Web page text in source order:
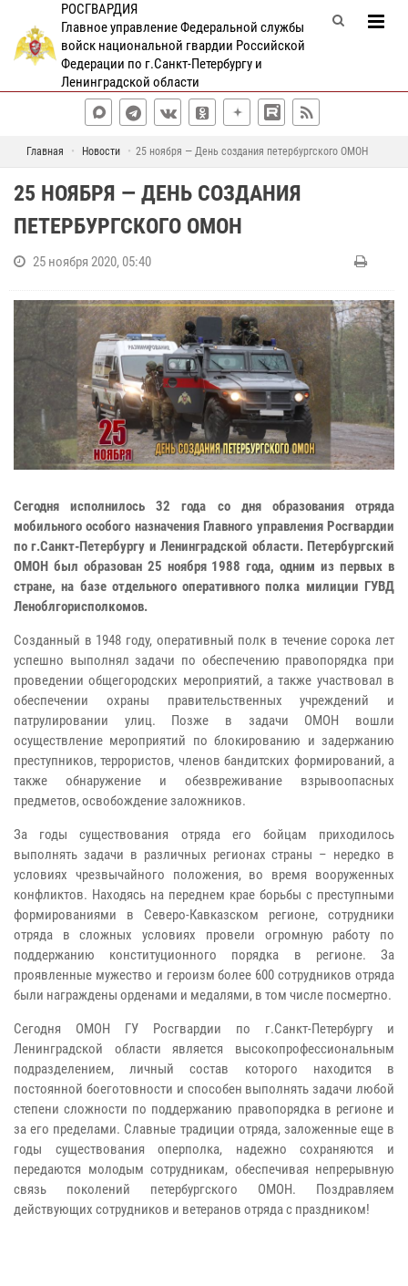
РОСГВАРДИЯ
Главное управление Федеральной службы
войск национальной гвардии Российской
Федерации по г.Санкт-Петербургу и
Ленинградской области
Главная Новости 25 ноября — День создания петербургского ОМОН
25 НОЯБРЯ — ДЕНЬ СОЗДАНИЯ
ПЕТЕРБУРГСКОГО ОМОН
25 ноября 2020, 05:40
Сегодня исполнилось 32 года со дня образования отряда
мобильного особого назначения Главного управления Росгвардии
по г.Санкт-Петербургу и Ленинградской области. Петербургский
ОМОН был образован 25 ноября 1988 года, одним из первых в
стране, на базе отдельного оперативного полка милиции ГУВД
Леноблгорисполкомов.
Созданный в 1948 году, оперативный полк в течение сорока лет
успешно выполнял задачи по обеспечению правопорядка при
проведении общегородских мероприятий, а также участвовал в
обеспечении охраны правительственных учреждений и
патрулировании улиц. Позже в задачи ОМОН вошли
осуществление мероприятий по блокированию и задержанию
преступников, террористов, членов бандитских формирований, а
также обнаружение и обезвреживание взрывоопасных
предметов, освобождение заложников.
За годы существования отряда его бойцам приходилось
выполнять задачи в различных регионах страны – нередко в
условиях чрезвычайного положения, во время вооруженных
конфликтов. Находясь на переднем крае борьбы с преступными
формированиями в Северо-Кавказском регионе, сотрудники
отряда в сложных условиях провели огромную работу по
поддержанию конституционного порядка в регионе. За
проявленные мужество и героизм более 600 сотрудников отряда
были награждены орденами и медалями, в том числе посмертно.
Сегодня ОМОН ГУ Росгвардии по г.Санкт-Петербургу и
Ленинградской области является высокопрофессиональным
подразделением, личный состав которого находится в
постоянной боеготовности и способен выполнять задачи любой
степени сложности по поддержанию правопорядка в регионе и
за его пределами. Славные традиции отряда, заложенные еще в
годы существования оперполка, надежно сохраняются и
передаются молодым сотрудникам, обеспечивая непрерывную
связь поколений петербургского ОМОН. Поздравляем
действующих сотрудников и ветеранов отряда с праздником!